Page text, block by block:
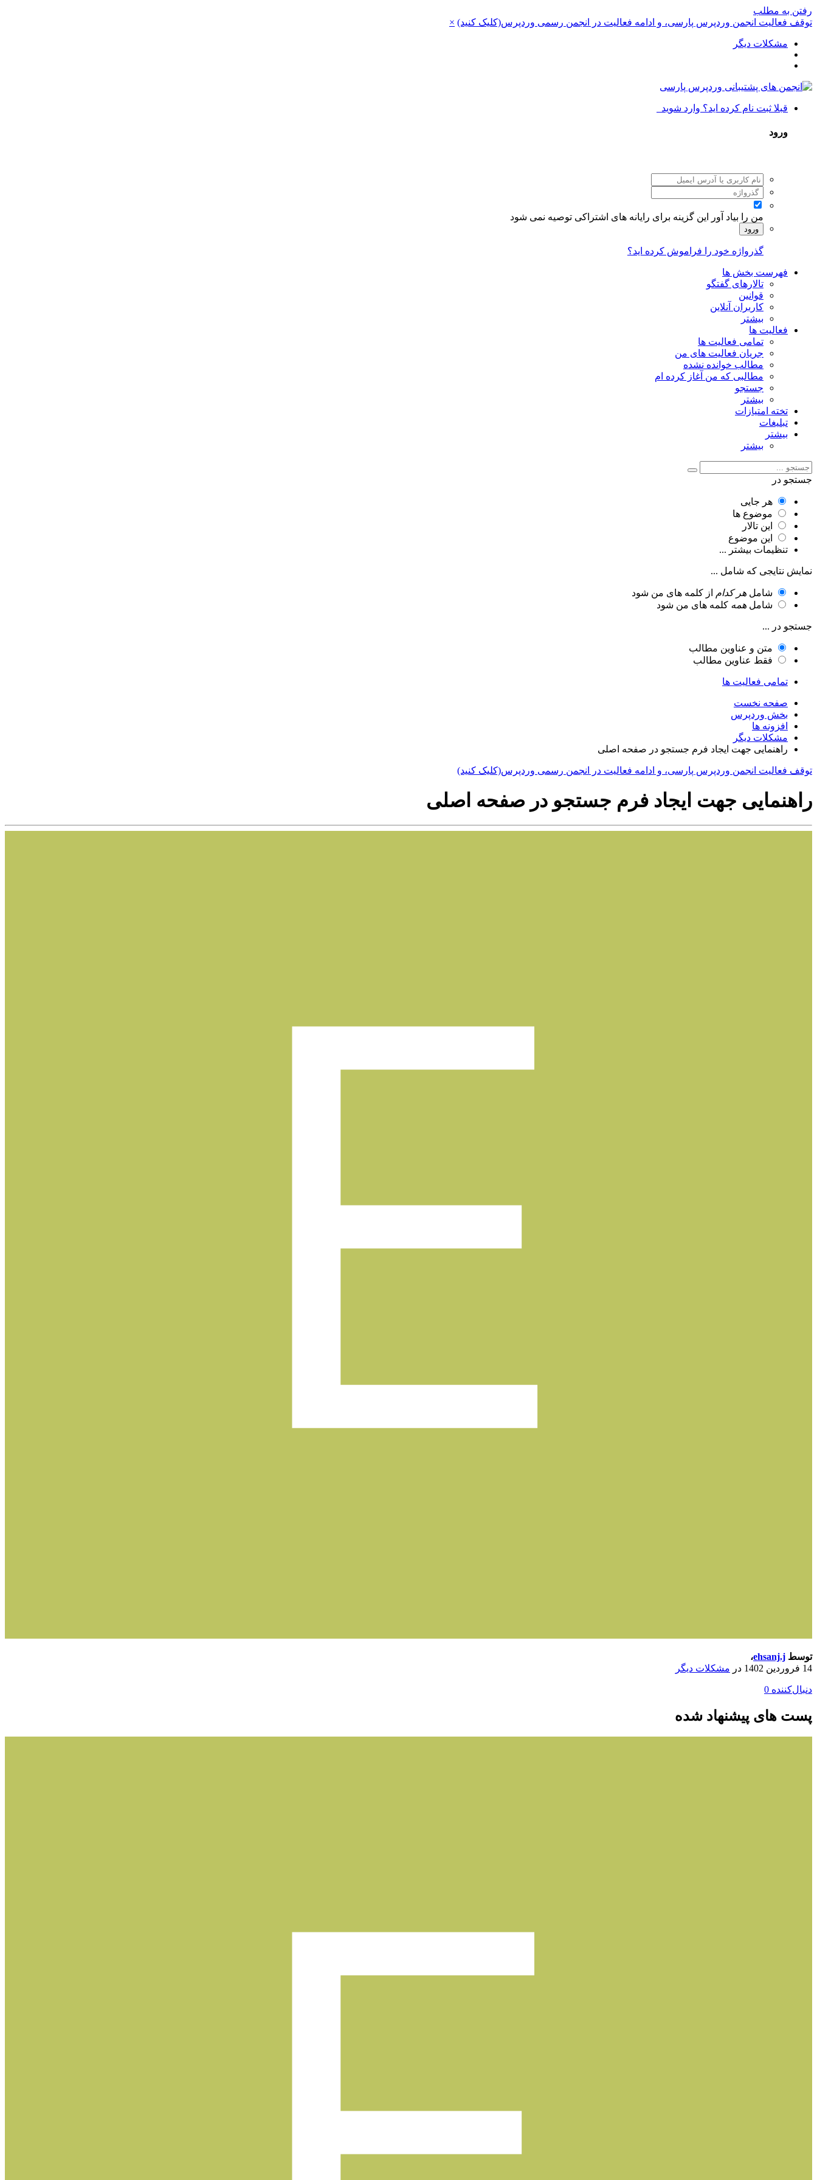
رفتن به مطلب
توقف فعالیت انجمن وردپرس پارسی، و ادامه فعالیت در انجمن رسمی وردپرس(کلیک کنید) ×
مشکلات دیگر
قبلا ثبت نام کرده اید؟ وارد شوید
ورود
من را بیاد آور این گزینه برای رایانه های اشتراکی توصیه نمی شود
ورود
گذرواژه خود را فراموش کرده اید؟
فهرست بخش ها
تالارهای گفتگو
قوانین
کاربران آنلاین
بیشتر
فعالیت ها
تمامی فعالیت ها
جریان فعالیت های من
مطالب خوانده نشده
مطالبی که من آغاز کرده ام
جستجو
بیشتر
تخته امتیازات
تبلیغات
بیشتر
بیشتر
جستجو در
هر جایی
موضوع ها
این تالار
این موضوع
تنظیمات بیشتر ...
نمایش نتایجی که شامل ...
شامل هر کدام از کلمه های من شود
شامل همه کلمه های من شود
جستجو در ...
متن و عناوین مطالب
فقط عناوین مطالب
تمامی فعالیت ها
صفحه نخست
بخش وردپرس
افزونه ها
مشکلات دیگر
راهنمایی جهت ایجاد فرم جستجو در صفحه اصلی
توقف فعالیت انجمن وردپرس پارسی، و ادامه فعالیت در انجمن رسمی وردپرس(کلیک کنید)
راهنمایی جهت ایجاد فرم جستجو در صفحه اصلی
توسط ehsanj.j،
14 فروردین 1402
در مشکلات دیگر
دنبال‌کننده 0
پست های پیشنهاد شده